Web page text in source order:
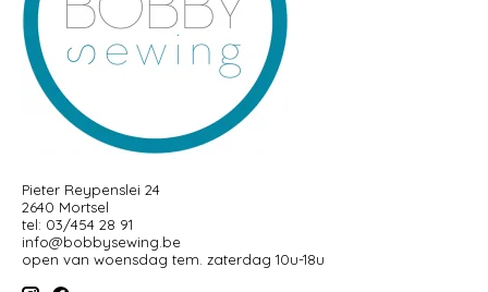
Pieter Reypenslei 24
2640 Mortsel
tel: 03/454 28 91
info@bobbysewing.be
open van woensdag tem. zaterdag 10u-18u